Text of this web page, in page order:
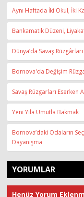
Aynı Haftada İki Okul, İki
Bankamatik Düzeni,
Dünya’da Savaş
Bornova'da Değişim
Savaş Rüzgarları Eserken
Yeni Yıla Umutla Bakmak
Bornova’daki Odaların
Dayanışma
YORUMLAR
Henüz Yorum